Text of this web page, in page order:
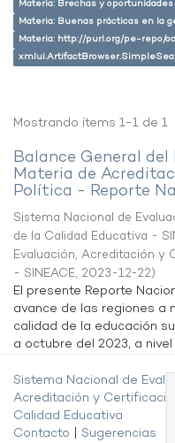
Materia: Brechas y
Materia: Buenas prácticas en la
Materia: http://purl.org/pe-repo/
Mostrando ítems 1-1 de 1
Balance General del
Materia de
Política - Reporte
Sistema Nacional de
de la Calidad Educativa -
Evaluación, Acreditación y
- SINEACE, 2023-12-22)
El presente Reporte
avance de las regiones a
calidad de la educación
a octubre del 2023, a
Sistema Nacional de
Acreditación y
Calidad Educativa
Contacto
Sugerencias